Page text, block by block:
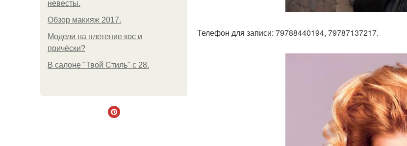
невесты.
Обзор макияж 2017.
Модели на плетение кос и
причёски?
В салоне "Твой Стиль" с 28.
Телефон для записи: 79788440194, 79787137217.